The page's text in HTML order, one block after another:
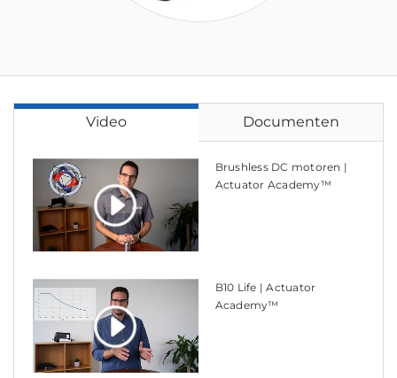
Video Documenten
Brushless DC motoren |
Actuator Academy™
B10 Life | Actuator
Academy™